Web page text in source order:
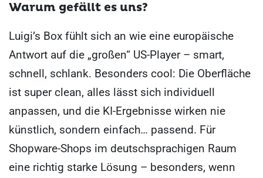
Warum gefällt es uns?
Luigi’s Box fühlt sich an wie eine europäische
Antwort auf die „großen“ US-Player – smart,
schnell, schlank. Besonders cool: Die Oberfläche
ist super clean, alles lässt sich individuell
anpassen, und die KI-Ergebnisse wirken nie
künstlich, sondern einfach… passend. Für
Shopware-Shops im deutschsprachigen Raum
eine richtig starke Lösung – besonders, wenn